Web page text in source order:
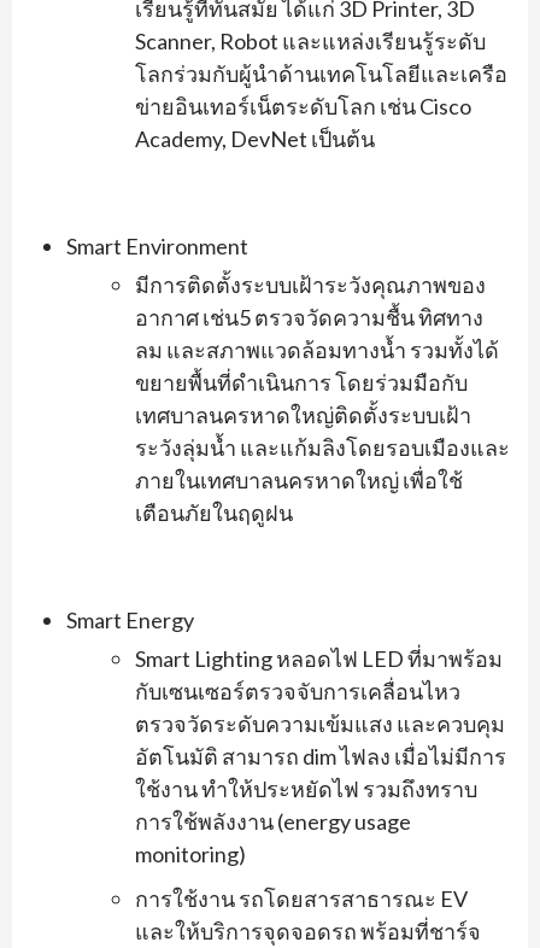
เรียนรู้ที่ทันสมัย ได้แก่ 3D Printer, 3D
Scanner, Robot และแหล่งเรียนรู้ระดับ
โลกร่วมกับผู้นำด้านเทคโนโลยีและเครือ
ข่ายอินเทอร์เน็ตระดับโลก เช่น Cisco
Academy, DevNet เป็นต้น
Smart Environment
มีการติดตั้งระบบเฝ้าระวังคุณภาพของ
อากาศ เช่น5 ตรวจวัดความชื้น ทิศทาง
ลม และสภาพแวดล้อมทางน้ำ รวมทั้งได้
ขยายพื้นที่ดำเนินการ โดยร่วมมือกับ
เทศบาลนครหาดใหญ่ติดตั้งระบบเฝ้า
ระวังลุ่มน้ำ และแก้มลิงโดยรอบเมืองและ
ภายในเทศบาลนครหาดใหญ่ เพื่อใช้
เตือนภัยในฤดูฝน
Smart Energy
Smart Lighting หลอดไฟ LED ที่มาพร้อม
กับเซนเซอร์ตรวจจับการเคลื่อนไหว
ตรวจวัดระดับความเข้มแสง และควบคุม
อัตโนมัติ สามารถ dim ไฟลง เมื่อไม่มีการ
ใช้งาน ทำให้ประหยัดไฟ รวมถึงทราบ
การใช้พลังงาน (energy usage
monitoring)
การใช้งาน รถโดยสารสาธารณะ EV
และให้บริการจุดจอดรถ พร้อมที่ชาร์จ